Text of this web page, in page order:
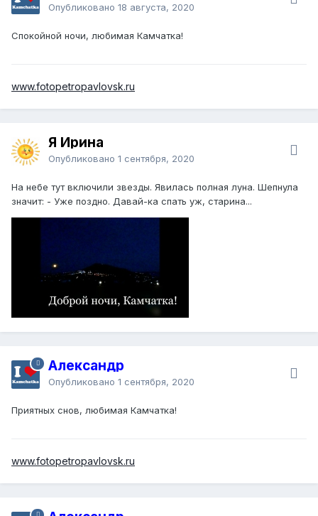
Опубликовано 18 августа, 2020
Спокойной ночи, любимая Камчатка!
www.fotopetropavlovsk.ru
Я Ирина
Опубликовано 1 сентября, 2020
На небе тут включили звезды. Явилась полная луна. Шепнула
значит: - Уже поздно. Давай-ка спать уж, старина...
Александр
Опубликовано 1 сентября, 2020
Приятных снов, любимая Камчатка!
www.fotopetropavlovsk.ru